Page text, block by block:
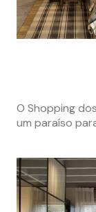
O Shopping
um paraíso